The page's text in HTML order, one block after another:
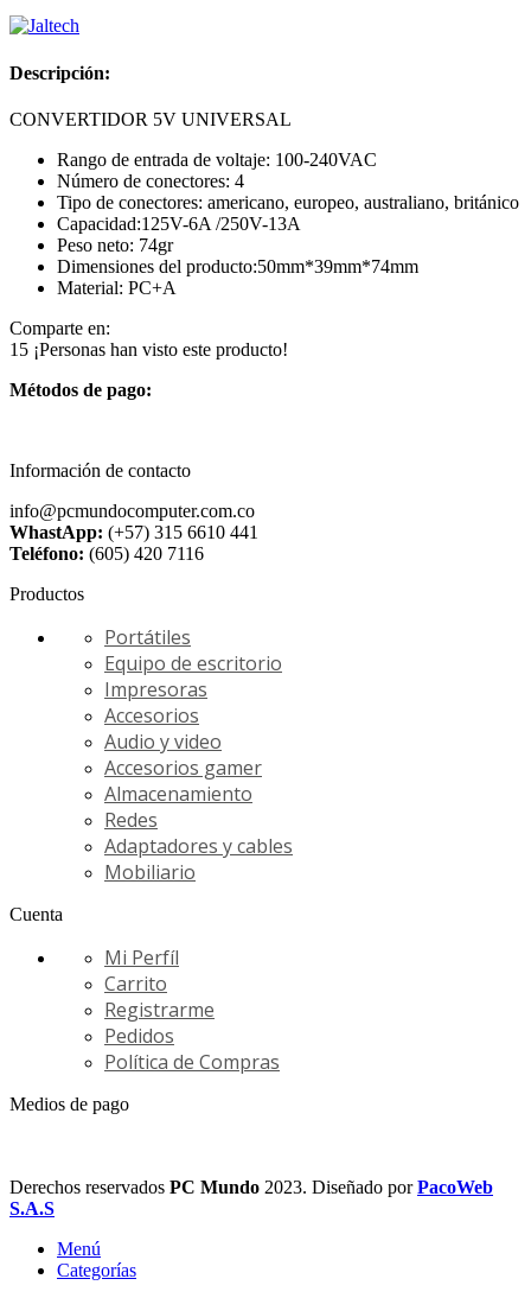
Descripción:
CONVERTIDOR 5V UNIVERSAL
Rango de entrada de voltaje: 100-240VAC
Número de conectores: 4
Tipo de conectores: americano, europeo, australiano, británico
Capacidad:125V-6A /250V-13A
Peso neto: 74gr
Dimensiones del producto:50mm*39mm*74mm
Material: PC+A
Comparte en:
15 ¡Personas han visto este producto!
Métodos de pago:
Información de contacto
info@pcmundocomputer.com.co
WhastApp: (+57) 315 6610 441
Teléfono: (605) 420 7116
Productos
Portátiles
Equipo de escritorio
Impresoras
Accesorios
Audio y video
Accesorios gamer
Almacenamiento
Redes
Adaptadores y cables
Mobiliario
Cuenta
Mi Perfíl
Carrito
Registrarme
Pedidos
Política de Compras
Medios de pago
Derechos reservados PC Mundo 2023. Diseñado porPacoWeb
S.A.S
Menú
Categorías